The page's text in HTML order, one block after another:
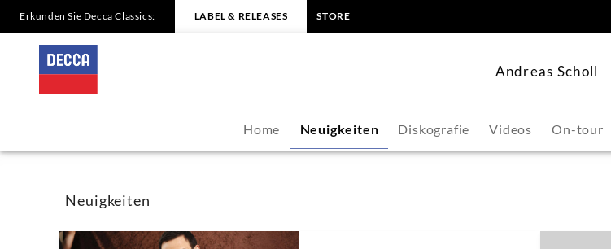
Andreas
Scholl
Neuigkeiten
Decca
Erkunden Sie Decca Classics: LABEL & RELEASES STORE
Andreas Scholl
Home Neuigkeiten Diskografie Videos On-tour
Neuigkeiten